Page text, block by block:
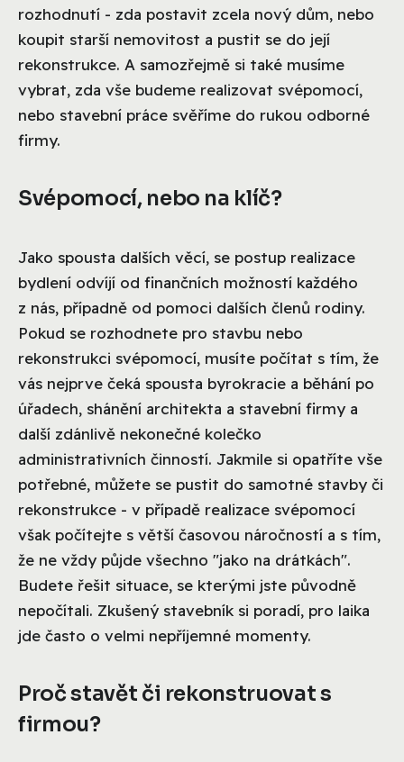
rozhodnutí - zda postavit zcela nový dům, nebo
koupit starší nemovitost a pustit se do její
rekonstrukce. A samozřejmě si také musíme
vybrat, zda vše budeme realizovat svépomocí,
nebo stavební práce svěříme do rukou odborné
firmy.
Svépomocí, nebo na klíč?
Jako spousta dalších věcí, se postup realizace
bydlení odvíjí od finančních možností každého
z nás, případně od pomoci dalších členů rodiny.
Pokud se rozhodnete pro stavbu nebo
rekonstrukci svépomocí, musíte počítat s tím, že
vás nejprve čeká spousta byrokracie a běhání po
úřadech, shánění architekta a stavební firmy a
další zdánlivě nekonečné kolečko
administrativních činností. Jakmile si opatříte vše
potřebné, můžete se pustit do samotné stavby či
rekonstrukce - v případě realizace svépomocí
však počítejte s větší časovou náročností a s tím,
že ne vždy půjde všechno "jako na drátkách".
Budete řešit situace, se kterými jste původně
nepočítali. Zkušený stavebník si poradí, pro laika
jde často o velmi nepříjemné momenty.
Proč stavět či rekonstruovat s
firmou?